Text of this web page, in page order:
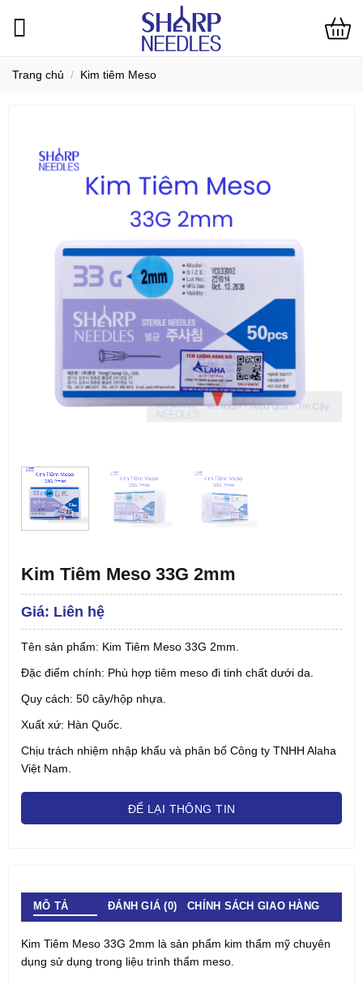
dungTrang chủ / Kim tiêm Meso
Kim Tiêm Meso 33G 2mm
Liên hệ
Tên sản phẩm: Kim Tiêm Meso 33G 2mm.
Đặc điểm chính: Phù hợp tiêm meso đi tinh chất dưới da.
Quy cách: 50 cây/hộp nhựa.
Xuất xứ: Hàn Quốc.
Chịu trách nhiệm nhập khẩu và phân bố Công ty TNHH Alaha
Việt Nam.
ĐỂ LẠI THÔNG TIN
MÔ TẢ ĐÁNH GIÁ (0) CHÍNH SÁCH GIAO HÀNG
Kim Tiêm Meso 33G 2mm là sản phẩm kim thẩm mỹ chuyên
dụng sử dụng trong liệu trình thẩm meso.